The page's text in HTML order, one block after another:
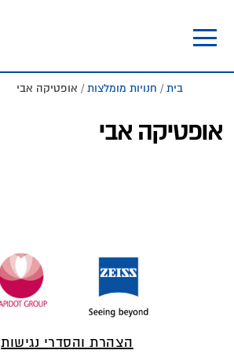
main
footer
בית / חנויות מומלצות / אופטיקה אבי
אופטיקה אבי
Footer
הצהרת והסדרי נגישות